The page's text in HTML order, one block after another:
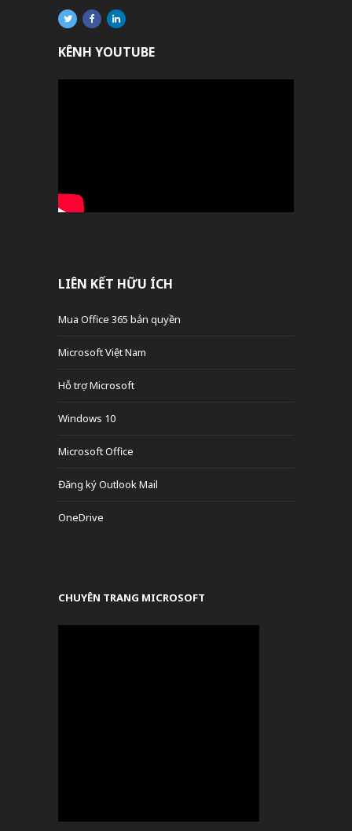
KÊNH YOUTUBE
LIÊN KẾT HỮU ÍCH
Mua Office 365 bản quyền
Microsoft Việt Nam
Hỗ trợ Microsoft
Windows 10
Microsoft Office
Đăng ký Outlook Mail
OneDrive
CHUYÊN TRANG MICROSOFT